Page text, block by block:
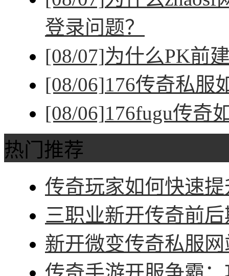
登录问题？
[08/07]为什么PK前
[08/06]176传奇私服
[08/06]176fugu传奇
热门推荐
传奇玩家如何快速
三职业新开传奇前
新开微变传奇私服